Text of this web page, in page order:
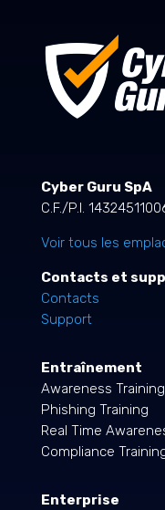
Cyber Guru SpA
C.F./P.I.
Voir tous les
Contacts et
Contacts
Support
Entraînement
Awareness Training
Phishing Training
Real Time
Compliance
Enterprise